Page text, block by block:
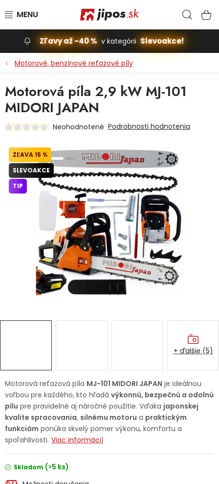
Slevoakce
Stavba, dom
Dielňa
Príslušenstvo pre automobily
Vybavenie a hračky pre deti
Domácnosť
Ochranné pracovné pomôcky
Vianoce
Fotovoltaika
Servis náradia Hodnotenie obchodu
Doprava a platba Váš zákaznícky účet
Kontakty
Reklamačný formulár
Zľavy až -40 % v kategórii Slevoakce!
Motorové, benzínové reťazové píly
Motorová reťazová píla MJ-101 MIDORI JAPAN je ideálnou
voľbou pre každého, kto hľadá výkonnú, bezpečnú a odolnú
pílu pre pravidelné aj náročné použitie. Vďaka japonskej
kvalite spracovania, silnému motoru a praktickým
funkciám ponúka skvelý pomer výkonu, komfortu a
spoľahlivosti. Viac informácií
Skladom (>5 ks)
Motorová píla 2,9 kW MJ-101
MIDORI JAPAN
Neohodnotené Podrobnosti hodnotenia
15 %
SLEVOAKCE
TIP
+ ďalšie (5)